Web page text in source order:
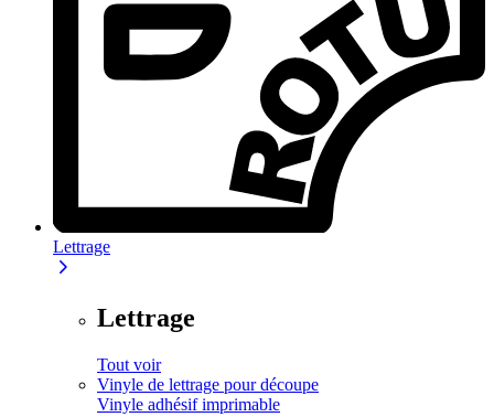
Lettrage
Lettrage
Tout voir
Vinyle de lettrage pour découpe
Vinyle adhésif imprimable